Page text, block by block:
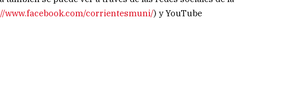
www.facebook.com/corrientesmuni/) y YouTube